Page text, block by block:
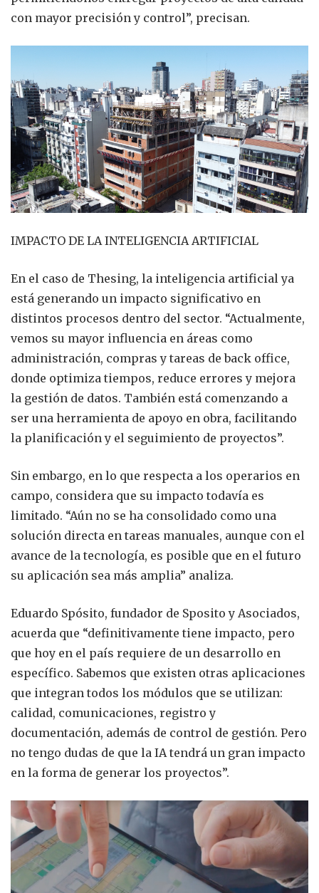
con mayor precisión y control”, precisan.
IMPACTO DE LA INTELIGENCIA ARTIFICIAL
En el caso de Thesing, la inteligencia artificial ya
está generando un impacto significativo en
distintos procesos dentro del sector. “Actualmente,
vemos su mayor influencia en áreas como
administración, compras y tareas de back office,
donde optimiza tiempos, reduce errores y mejora
la gestión de datos. También está comenzando a
ser una herramienta de apoyo en obra, facilitando
la planificación y el seguimiento de proyectos”.
Sin embargo, en lo que respecta a los operarios en
campo, considera que su impacto todavía es
limitado. “Aún no se ha consolidado como una
solución directa en tareas manuales, aunque con el
avance de la tecnología, es posible que en el futuro
su aplicación sea más amplia” analiza.
Eduardo Spósito, fundador de Sposito y Asociados,
acuerda que “definitivamente tiene impacto, pero
que hoy en el país requiere de un desarrollo en
específico. Sabemos que existen otras aplicaciones
que integran todos los módulos que se utilizan:
calidad, comunicaciones, registro y
documentación, además de control de gestión. Pero
no tengo dudas de que la IA tendrá un gran impacto
en la forma de generar los proyectos”.